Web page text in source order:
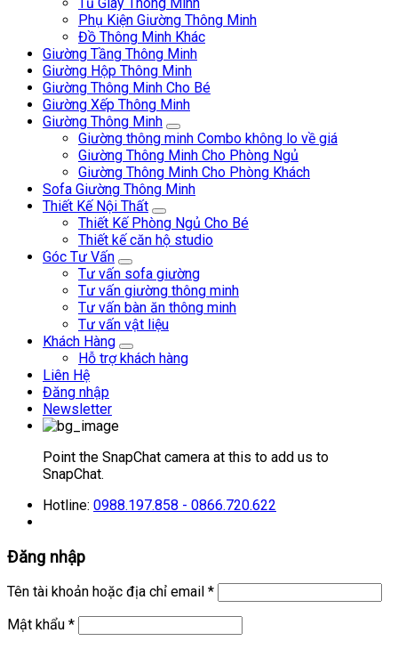
Phụ Kiện Giường Thông Minh
Đồ Thông Minh Khác
Giường Tầng Thông Minh
Giường Hộp Thông Minh
Giường Thông Minh Cho Bé
Giường Xếp Thông Minh
Giường Thông Minh
Giường thông minh Combo không lo về giá
Giường Thông Minh Cho Phòng Ngủ
Giường Thông Minh Cho Phòng Khách
Sofa Giường Thông Minh
Thiết Kế Nội Thất
Thiết Kế Phòng Ngủ Cho Bé
Thiết kế căn hộ studio
Góc Tư Vấn
Tư vấn sofa giường
Tư vấn giường thông minh
Tư vấn bàn ăn thông minh
Tư vấn vật liệu
Khách Hàng
Hỗ trợ khách hàng
Liên Hệ
Đăng nhập
Newsletter
Point the SnapChat camera at this to add us to
SnapChat.
Hotline: 0988.197.858 - 0866.720.622
Đăng nhập
Tên tài khoản hoặc địa chỉ email *
Mật khẩu *